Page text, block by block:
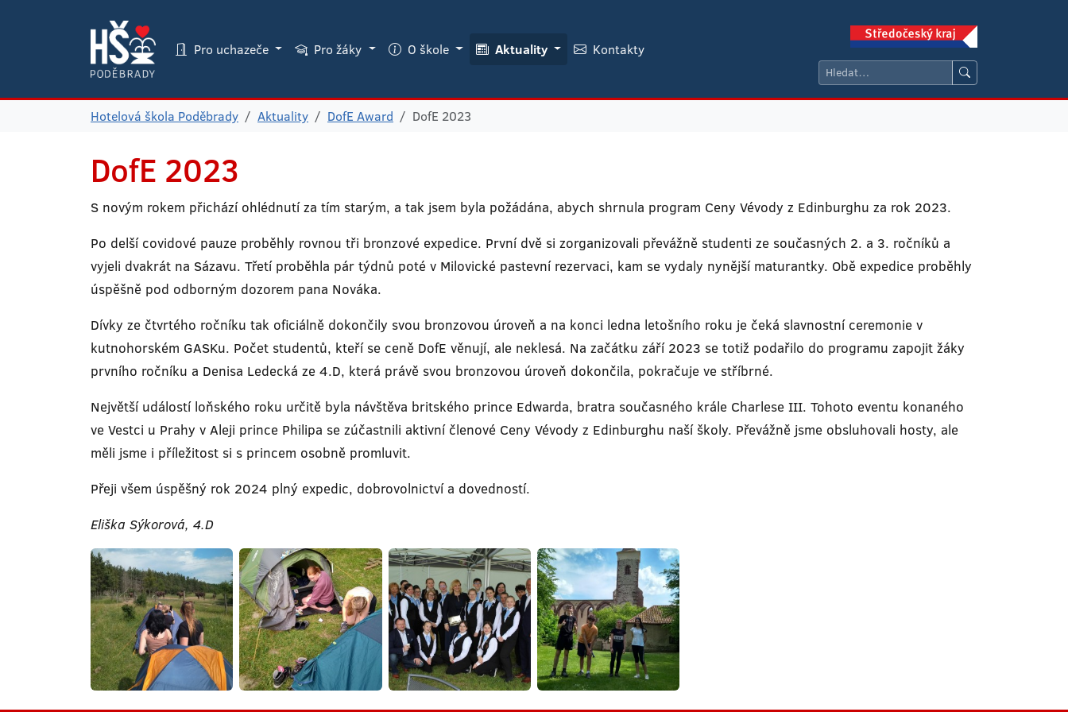
Pro uchazeče Pro žáky O škole Aktuality Kontakty
Hotelová škola Poděbrady Aktuality DofE Award DofE 2023
DofE 2023
S novým rokem přichází ohlédnutí za tím starým, a tak jsem byla požádána, abych shrnula program Ceny Vévody z Edinburghu za rok 2023.
Po delší covidové pauze proběhly rovnou tři bronzové expedice. První dvě si zorganizovali převážně studenti ze současných 2. a 3. ročníků a
vyjeli dvakrát na Sázavu. Třetí proběhla pár týdnů poté v Milovické pastevní rezervaci, kam se vydaly nynější maturantky. Obě expedice proběhly
úspěšně pod odborným dozorem pana Nováka.
Dívky ze čtvrtého ročníku tak oficiálně dokončily svou bronzovou úroveň a na konci ledna letošního roku je čeká slavnostní ceremonie v
kutnohorském GASKu. Počet studentů, kteří se ceně DofE věnují, ale neklesá. Na začátku září 2023 se totiž podařilo do programu zapojit žáky
prvního ročníku a Denisa Ledecká ze 4.D, která právě svou bronzovou úroveň dokončila, pokračuje ve stříbrné.
Největší událostí loňského roku určitě byla návštěva britského prince Edwarda, bratra současného krále Charlese III. Tohoto eventu konaného
ve Vestci u Prahy v Aleji prince Philipa se zúčastnili aktivní členové Ceny Vévody z Edinburghu naší školy. Převážně jsme obsluhovali hosty, ale
měli jsme i příležitost si s princem osobně promluvit.
Přeji všem úspěšný rok 2024 plný expedic, dobrovolnictví a dovedností.
Eliška Sýkorová, 4.D